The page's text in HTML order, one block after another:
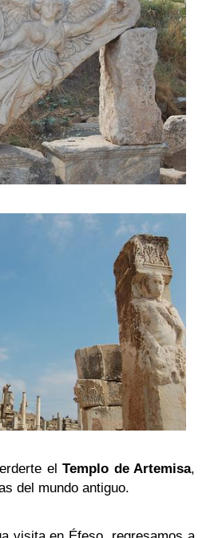
el Templo de Artemisa,
del mundo antiguo.